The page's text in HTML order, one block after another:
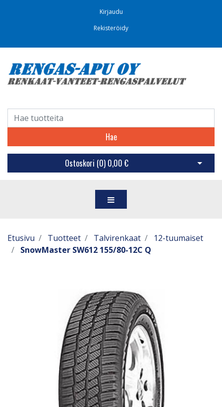
Kirjaudu
Rekisteröidy
Hae
Ostoskori (0) 0,00 € Avaa
Etusivu Tuotteet Talvirenkaat
12-tuumaiset
SnowMaster SW612 155/80-12C Q